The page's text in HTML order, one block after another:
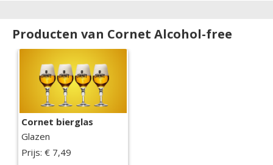
Producten van Cornet Alcohol-free
Cornet bierglas
Glazen
Prijs: € 7,49